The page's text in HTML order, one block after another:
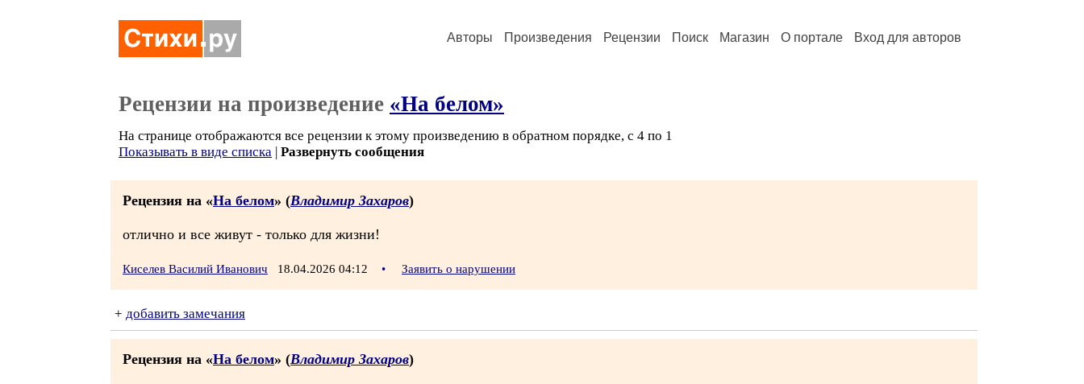
Авторы Произведения Рецензии Поиск Магазин О портале Вход для авторов
Рецензии на произведение «На белом»
На странице отображаются все рецензии к этому произведению в обратном порядке, с 4 по 1
Показывать в виде списка | Развернуть сообщения
Рецензия на «На белом» (Владимир Захаров)
отлично и все живут - только для жизни!
Киселев Василий Иванович 18.04.2026 04:12 • Заявить о нарушении
+ добавить замечания
Рецензия на «На белом» (Владимир Захаров)